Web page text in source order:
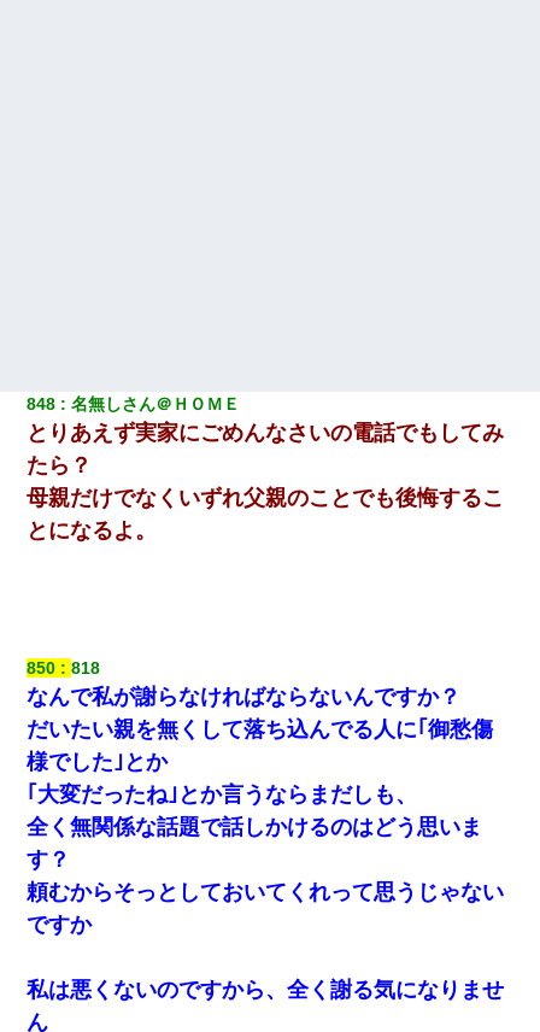
848 名無しさん＠ＨＯＭＥ
とりあえず実家にごめんなさいの電話でもしてみ
たら？
母親だけでなくいずれ父親のことでも後悔するこ
とになるよ。
850 818
なんで私が謝らなければならないんですか？
だいたい親を無くして落ち込んでる人に｢御愁傷
様でした｣とか
｢大変だったね｣とか言うならまだしも、
全く無関係な話題で話しかけるのはどう思いま
す？
頼むからそっとしておいてくれって思うじゃない
ですか
私は悪くないのですから、全く謝る気になりませ
ん